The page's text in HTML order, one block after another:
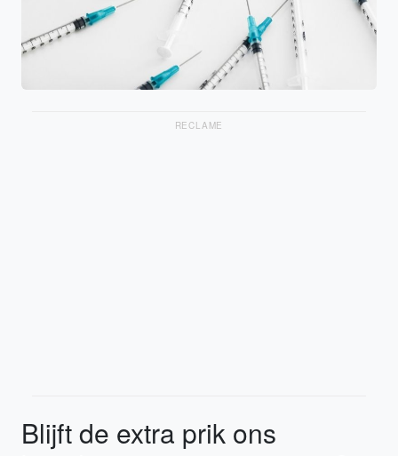
RECLAME
Blijft de extra prik ons